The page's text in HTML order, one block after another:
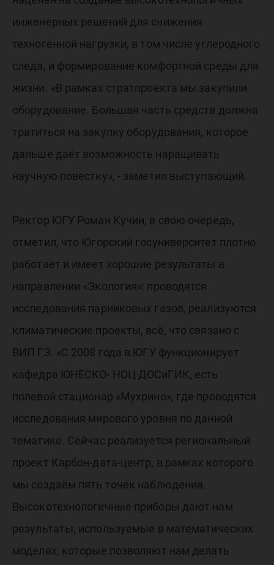
инженерных решений для снижения
техногенной нагрузки, в том числе углеродного
следа, и формирование комфортной среды для
жизни. «В рамках стратпроекта мы закупили
оборудование. Большая часть средств должна
тратиться на закупку оборудования, которое
дальше даёт возможность наращивать
научную повестку», - заметил выступающий.
Ректор ЮГУ Роман Кучин, в свою очередь,
отметил, что Югорский госуниверситет плотно
работает и имеет хорошие результаты в
направлении «Экология»: проводятся
исследования парниковых газов, реализуются
климатические проекты, всё, что связано с
ВИП ГЗ. «С 2008 года в ЮГУ функционирует
кафедра ЮНЕСКО- НОЦ ДОСиГИК, есть
полевой стационар «Мухрино», где проводятся
исследования мирового уровня по данной
тематике. Сейчас реализуется региональный
проект Карбон-дата-центр, в рамках которого
мы создаём пять точек наблюдения.
Высокотехнологичные приборы дают нам
результаты, используемые в математических
моделях, которые позволяют нам делать